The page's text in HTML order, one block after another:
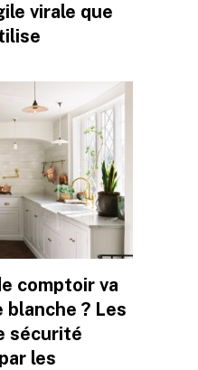
virale que
comptoir va
blanche ? Les
sécurité
les